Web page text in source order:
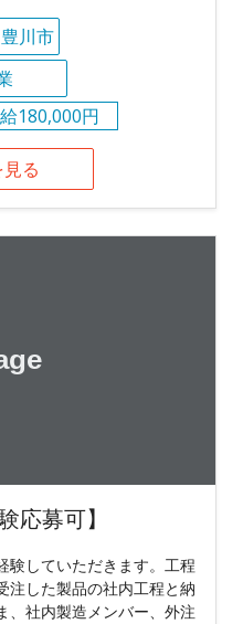
豊川市
180,000円
る
応募可】
験していただきます。工程
注した製品の社内工程と納
、社内製造メンバー、外注